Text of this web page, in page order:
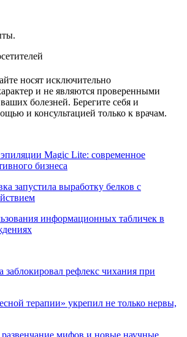
носят исключительно
и не являются проверенными
болезней. Берегите себя и
и консультацией только к врачам.
Magic Lite: современное
бизнеса
запустила выработку белков с
информационных табличек в
заблокировал рефлекс чихания при
терапии» укрепил не только нервы,